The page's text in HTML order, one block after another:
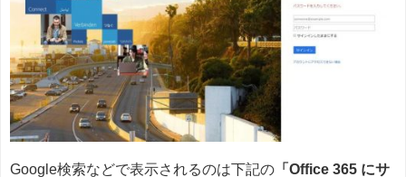
Google検索などで表示されるのは下記の 「Office 365 にサ